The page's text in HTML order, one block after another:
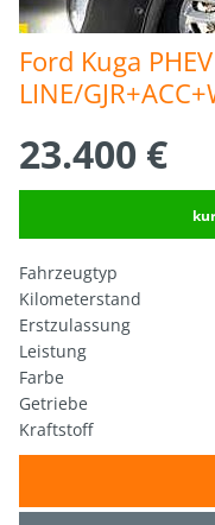
Ford Kuga
LINE/
23.400 €
Fahrzeugtyp
Kilometerstand
Erstzulassung
Leistung
Farbe
Getriebe
Kraftstoff